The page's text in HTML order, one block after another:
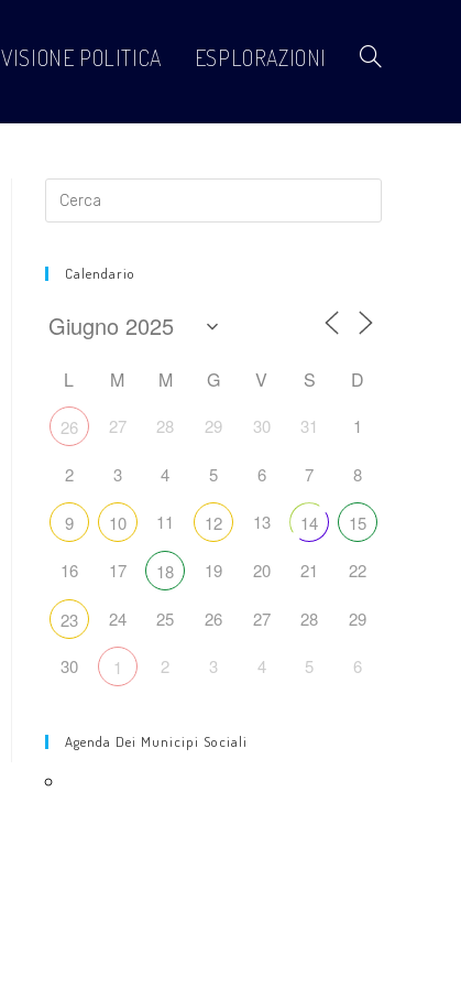
VISIONE POLITICA ESPLORAZIONI Attiva/disattiva
sul
web
Calendario
L M M G V S D
26 27 28 29 30 31 1
2 3 4 5 6 7 8
9 10 11 12 13 14 15
16 17 18 19 20 21 22
23 24 25 26 27 28 29
30 1 2 3 4 5 6
Agenda Dei Municipi Sociali